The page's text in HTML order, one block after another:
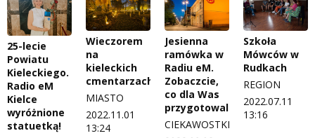
25-lecie
Powiatu
Kieleckiego.
Radio eM
Kielce
wyróżnione
statuetką!
Wieczorem
na
kieleckich
cmentarzach
MIASTO
2022.11.01
13:24
Jesienna
ramówka w
Radiu eM.
Zobaczcie,
co dla Was
przygotowaliśmy!
CIEKAWOSTKI
Szkoła
Mówców w
Rudkach
REGION
2022.07.11
13:16